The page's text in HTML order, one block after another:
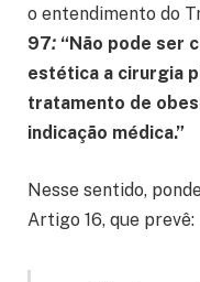
o entendimento do
97: “Não pode ser
estética a cirurgia
tratamento de
indicação médica.”
Nesse sentido,
Artigo 16, que prevê: